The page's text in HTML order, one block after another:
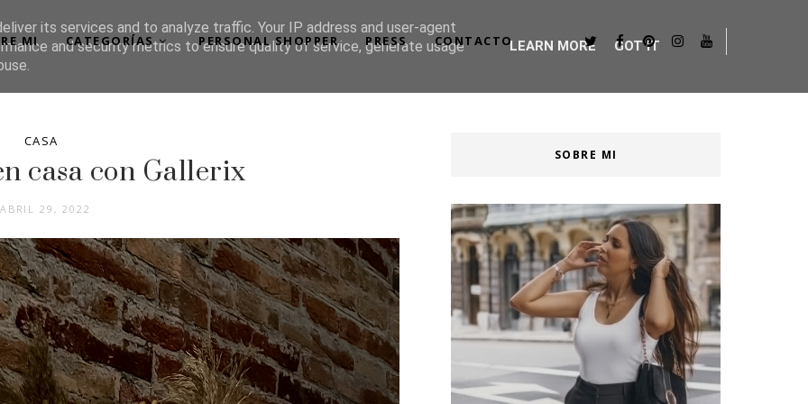
MI CATEGORÍAS PERSONAL SHOPPER PRESS CONTACTO
CASA
casa con Gallerix
ABRIL 29, 2022
SOBRE MI
its services and to analyze traffic. Your IP address and user-agent
and security metrics to ensure quality of service, generate usage
LEARN MORE GOT IT